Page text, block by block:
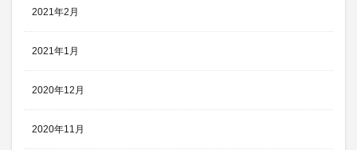
2021年2月
2021年1月
2020年12月
2020年11月